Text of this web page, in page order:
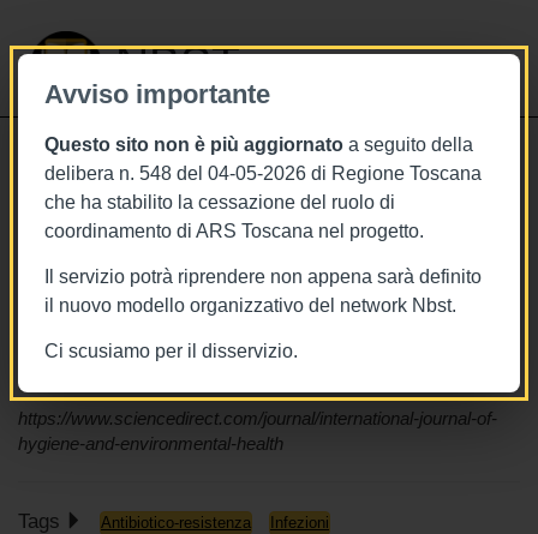
Avviso importante
Questo sito non è più aggiornato a seguito della
delibera n. 548 del 04-05-2026 di Regione Toscana
che ha stabilito la cessazione del ruolo di
coordinamento di ARS Toscana nel progetto.
Il servizio potrà riprendere non appena sarà definito
il nuovo modello organizzativo del network Nbst.
Ci scusiamo per il disservizio.
NBST
28/2/2023
Come progettare gli ospedali per
contrastare la contaminazione
ambientale da microrganismi
altamente resistenti
https://www.sciencedirect.com/journal/international-journal-of-
hygiene-and-environmental-health
Tags Antibiotico-resistenza Infezioni